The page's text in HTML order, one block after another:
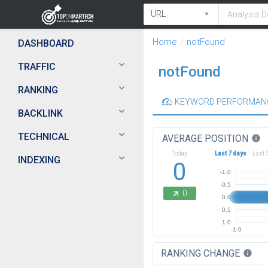
DASHBOARD
TRAFFIC
RANKING
BACKLINK
TECHNICAL
INDEXING
Home notFound
notFound
KEYWORD
AVERAGE POSITION info
Today
0
0
Last 7 days Last
-1.0
-1.0
-0.5
0.0
0.5
1.0
RANKING CHANGE info